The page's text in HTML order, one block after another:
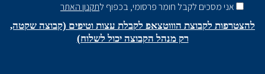
אני מסכים לקבל חומר פרסומי, בכפוף לתקנון האתר
להצטרפות לקבוצת הוווטצאפ לקבלת עצות וטיפים (קבוצה שקטה,
רק מנהל הקבוצה יכול לשלוח)